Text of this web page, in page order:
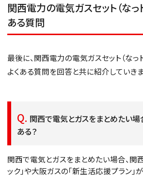
関西電力の電気ガスセット（なっ
ある質問
最後に、関西電力の電気ガスセット（なっ
よくある質問を回答と共に紹介していきま
関西で電気とガスをまとめたい場
ある？
関西で電気とガスをまとめたい場合、関
ック」や大阪ガスの「新生活応援プラン」